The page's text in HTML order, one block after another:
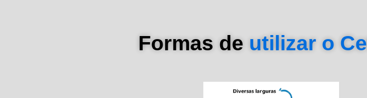
Formas de utilizar o